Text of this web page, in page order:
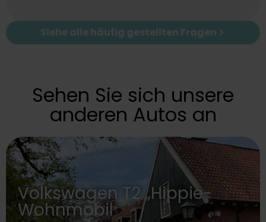
Siehe alle häufig gestellten Fragen
Sehen Sie sich unsere
anderen Autos an
Volkswagen T2 „Hippie-
Wohnmobil